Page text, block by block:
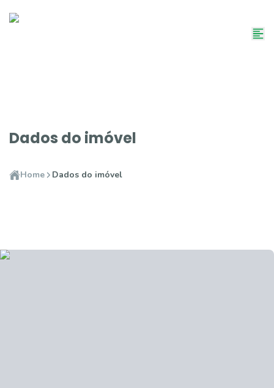
Dados do imóvel
Home Dados do imóvel